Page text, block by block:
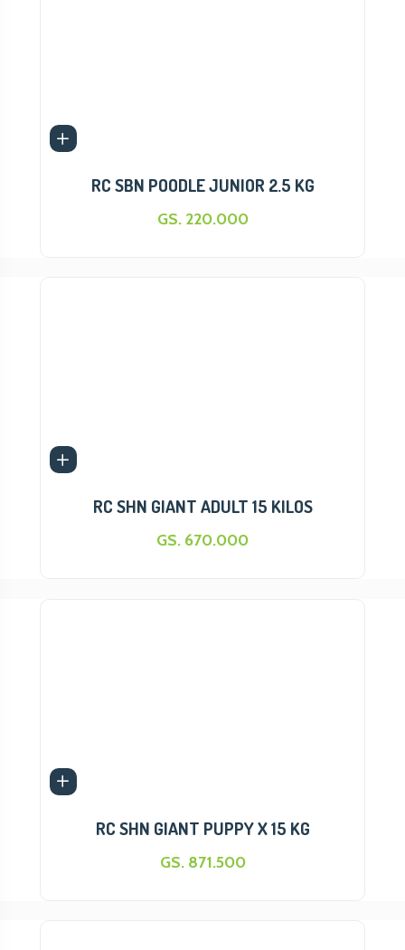
RC SBN POODLE JUNIOR 2.5 KG
GS. 220.000
RC SHN GIANT ADULT 15 KILOS
GS. 670.000
RC SHN GIANT PUPPY X 15 KG
GS. 871.500